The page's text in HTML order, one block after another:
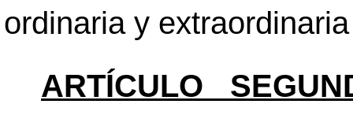
ordinaria y
ARTÍCULO